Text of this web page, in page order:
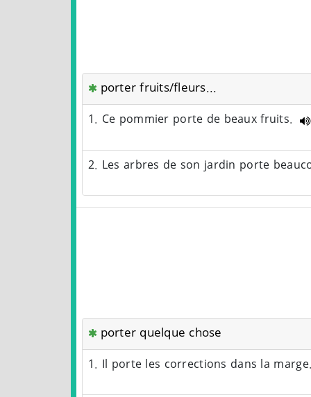
porter fruits/fleurs...
1. Ce pommier porte de beaux fruits.
2. Les arbres de son jardin porte
porter quelque chose
1. Il porte les corrections dans la marge.